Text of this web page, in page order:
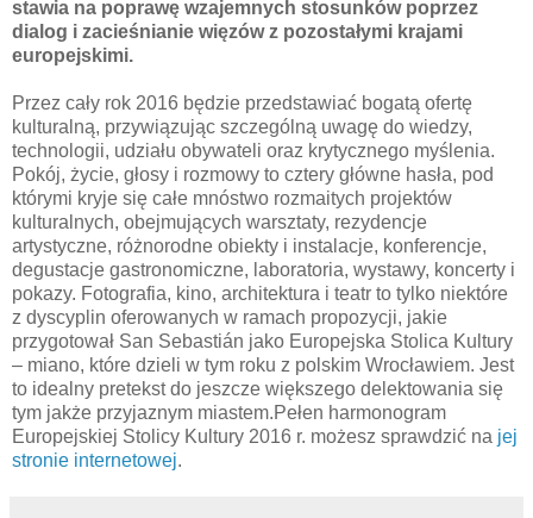
stawia na poprawę wzajemnych stosunków poprzez
dialog i zacieśnianie więzów z pozostałymi krajami
europejskimi.
Przez cały rok 2016 będzie przedstawiać bogatą ofertę
kulturalną, przywiązując szczególną uwagę do wiedzy,
technologii, udziału obywateli oraz krytycznego myślenia.
Pokój, życie, głosy i rozmowy to cztery główne hasła, pod
którymi kryje się całe mnóstwo rozmaitych projektów
kulturalnych, obejmujących warsztaty, rezydencje
artystyczne, różnorodne obiekty i instalacje, konferencje,
degustacje gastronomiczne, laboratoria, wystawy, koncerty i
pokazy. Fotografia, kino, architektura i teatr to tylko niektóre
z dyscyplin oferowanych w ramach propozycji, jakie
przygotował San Sebastián jako Europejska Stolica Kultury
– miano, które dzieli w tym roku z polskim Wrocławiem. Jest
to idealny pretekst do jeszcze większego delektowania się
tym jakże przyjaznym miastem.Pełen harmonogram
Europejskiej Stolicy Kultury 2016 r. możesz sprawdzić na jej
stronie internetowej.